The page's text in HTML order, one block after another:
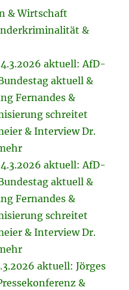
& Wirtschaft
&
aktuell: AfD-
aktuell &
Fernandes &
schreitet
& Interview Dr.
aktuell: AfD-
aktuell &
Fernandes &
schreitet
& Interview Dr.
aktuell: Jörges
&